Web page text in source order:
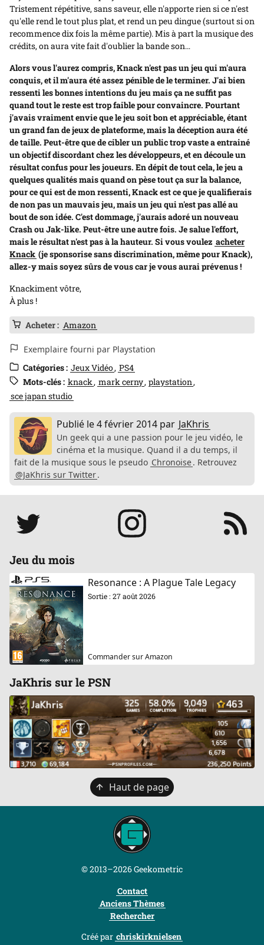
Tristement répétitive, sans saveur, elle n'apporte rien si ce n'est
qu'elle rend le tout plus plat, et rend un peu dingue (surtout si on
recommence dix fois la même partie). Mis à part la musique des
crédits, on aura vite fait d'oublier la bande son…
Alors vous l'aurez compris, Knack n'est pas un jeu qui m'aura
conquis, et il m'aura été assez pénible de le terminer. J'ai bien
ressenti les bonnes intentions du jeu mais ça ne suffit pas
quand tout le reste est trop faible pour convaincre. Pourtant
j'avais vraiment envie que le jeu soit bon et appréciable, étant
un grand fan de jeux de plateforme, mais la déception aura été
de taille. Peut-être que de cibler un public trop vaste a entrainé
un objectif discordant chez les développeurs, et en découle un
résultat confus pour les joueurs. En dépit de tout cela, le jeu a
quelques qualités mais quand on pèse tout ça sur la balance,
pour ce qui est de mon ressenti, Knack est ce que je qualifierais
de non pas un mauvais jeu, mais un jeu qui n'est pas allé au
bout de son idée. C'est dommage, j'aurais adoré un nouveau
Crash ou Jak-like. Peut-être une autre fois. Je salue l'effort,
mais le résultat n'est pas à la hauteur. Si vous voulez acheter
Knack (je sponsorise sans discrimination, même pour Knack),
allez-y mais soyez sûrs de vous car je vous aurai prévenus !
Knackiment vôtre,
À plus !
Acheter : Amazon
Exemplaire fourni par Playstation
Catégories : Jeux Vidéo PS4
Mots-clés : knack mark cerny playstation
sce japan studio
Publié le4 février 2014 par JaKhris
Un geek qui a une passion pour le jeu vidéo, le
cinéma et la musique. Quand il a du temps, il
fait de la musique sous le pseudo Chronoise. Retrouvez
@JaKhris sur Twitter.
Réseaux
Jeu du mois
Resonance : A Plague Tale Legacy
Sortie : 27 août 2026
Commander sur Amazon
JaKhris sur le PSN
Haut de page
© 2013–2026 Geekometric
Contact
Anciens Thèmes
Rechercher
Créé par chriskirknielsen